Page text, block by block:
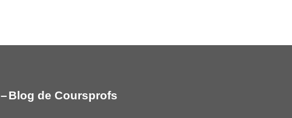
–Blog de Coursprofs